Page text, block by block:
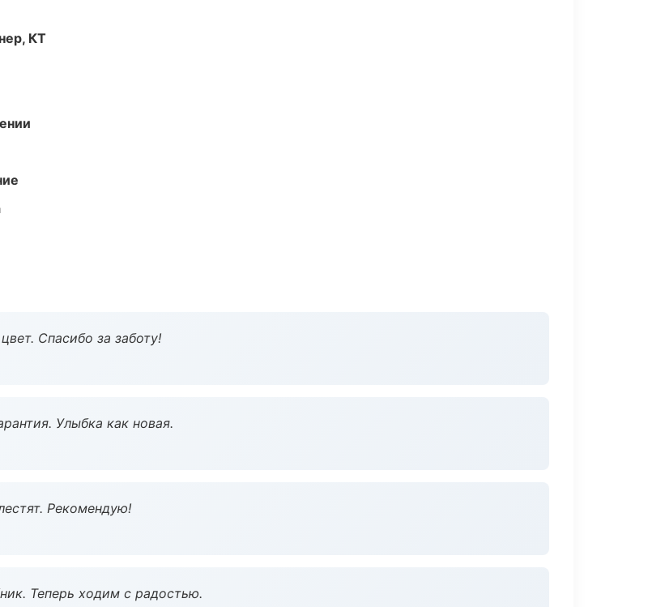
КТ
Спасибо за заботу!
Улыбка как новая.
Рекомендую!
Теперь ходим с радостью.